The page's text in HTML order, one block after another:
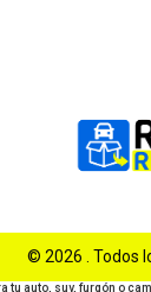
© 2026 . Todos
tu auto, suv, furgón o